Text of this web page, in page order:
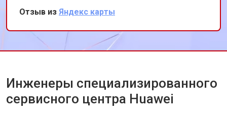
использование оригинальных запчастей,
благодаря чему телефон работает как новый.
Рекомендую этот сервис всем владельцам
техники Huawei.
Отзыв из Яндекс карты
Инженеры специализированного
сервисного центра Huawei